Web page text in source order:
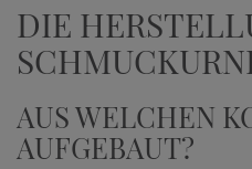
DIE
AUS WELCHEN
AUFGEBAUT?